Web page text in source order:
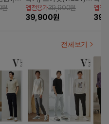
(후
＆팬
여성 기모 팬츠 3종
앱전용가39,900원
39,900원
남성
앱전
전체보기